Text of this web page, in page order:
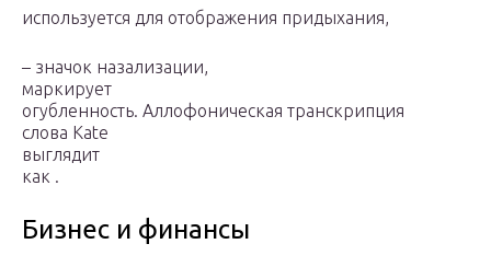
используется для отображения придыхания,
– значок назализации,
маркирует
огубленность. Аллофоническая транскрипция
слова Kate
выглядит
как .
Бизнес и финансы